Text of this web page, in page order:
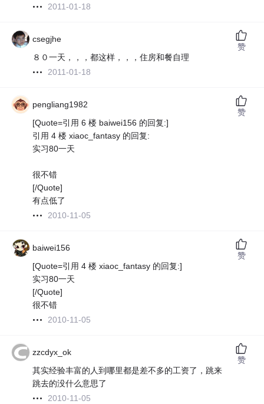
2011-01-18
csegjhe
８０一天，，，都这样，，，住房和餐自理
2011-01-18
赞
pengliang1982
[Quote=引用 6 楼 baiwei156 的回复:]
引用 4 楼 xiaoc_fantasy 的回复:
实习80一天
很不错
[/Quote]
有点低了
2010-11-05
赞
baiwei156
[Quote=引用 4 楼 xiaoc_fantasy 的回复:]
实习80一天
[/Quote]
很不错
2010-11-05
赞
zzcdyx_ok
其实经验丰富的人到哪里都是差不多的工资了，跳来
跳去的没什么意思了
2010-11-05
赞